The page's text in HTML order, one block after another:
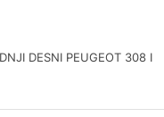
DESNI PEUGEOT 308 I